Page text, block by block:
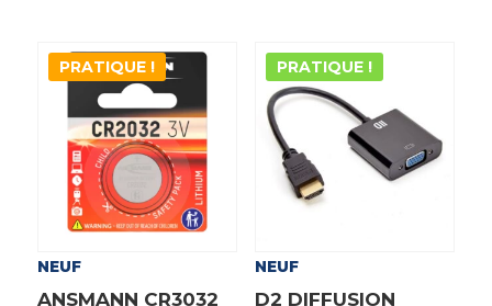
PRATIQUE !
NEUF
ANSMANN CR3032
PRATIQUE !
NEUF
D2 DIFFUSION